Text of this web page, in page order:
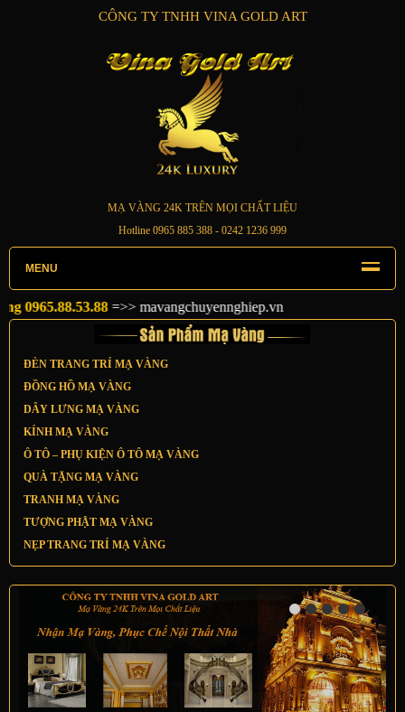
CÔNG TY TNHH VINA GOLD ART
MẠ VÀNG 24K TRÊN MỌI CHẤT LIỆU
Hotline 0965 885 388 - 0242 1236 999
MENU
=>>mavangchuyennghiep.vn
ĐÈN TRANG TRÍ MẠ VÀNG
ĐỒNG HỒ MẠ VÀNG
DÂY LƯNG MẠ VÀNG
KÍNH MẠ VÀNG
Ô TÔ – PHỤ KIỆN Ô TÔ MẠ VÀNG
QUÀ TẶNG MẠ VÀNG
TRANH MẠ VÀNG
TƯỢNG PHẬT MẠ VÀNG
NẸP TRANG TRÍ MẠ VÀNG